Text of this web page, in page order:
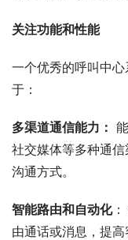
关注功能和性能
一个优秀的呼叫中
于：
多渠道通信能力：
社交媒体等多种通
沟通方式。
智能路由和自动化：
由通话或消息，提高